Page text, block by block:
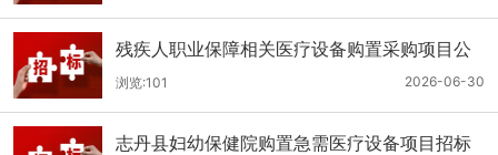
残疾人职业保障相关医疗设备购置采购项目公
开招标招标公告
2026-06-30
浏览:101
志丹县妇幼保健院购置急需医疗设备项目招标